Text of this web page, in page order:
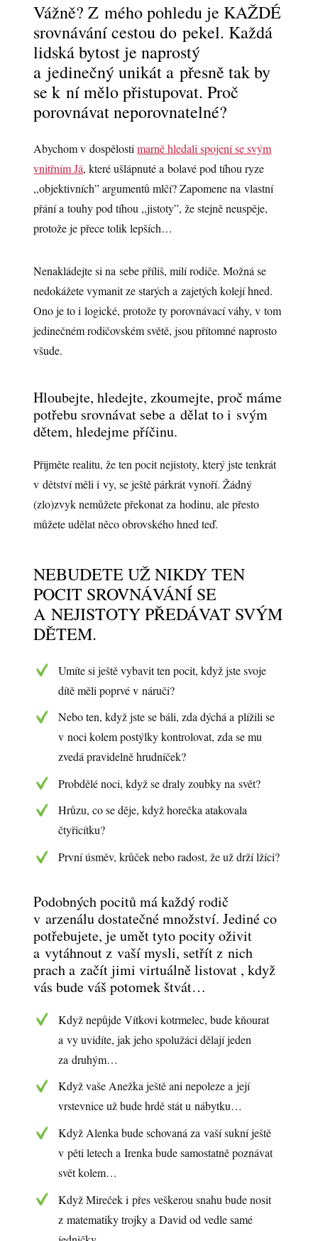
Vážně? Z mého pohledu je KAŽDÉ
srovnávání cestou do pekel. Každá
lidská bytost je naprostý
a jedinečný unikát a přesně tak by
se k ní mělo přistupovat. Proč
porovnávat neporovnatelné?
Abychom v dospělostimarně hledali spojení se svým
vnitřním Já, které ušlápnuté a bolavé pod tíhou ryze
,,objektivních” argumentů mlčí? Zapomene na vlastní
přání a touhy pod tíhou ,,jistoty”, že stejně neuspěje,
protože je přece tolik lepších…
Nenakládejte si na sebe příliš, milí rodiče. Možná se
nedokážete vymanit ze starých a zajetých kolejí hned.
Ono je to i logické, protože ty porovnávací váhy, v tom
jedinečném rodičovském světě, jsou přítomné naprosto
všude.
Hloubejte, hledejte, zkoumejte, proč máme
potřebu srovnávat sebe a dělat to i svým
dětem, hledejme příčinu.
Přijměte realitu, že ten pocit nejistoty, který jste tenkrát
v dětství měli i vy, se ještě párkrát vynoří. Žádný
(zlo)zvyk nemůžete překonat za hodinu, ale přesto
můžete udělat něco obrovského hned teď.
NEBUDETE UŽ NIKDY TEN
POCIT SROVNÁVÁNÍ SE
A NEJISTOTY PŘEDÁVAT SVÝM
DĚTEM.
Umíte si ještě vybavit ten pocit, když jste svoje
dítě měli poprvé v náruči?
Nebo ten, když jste se báli, zda dýchá a plížili se
v noci kolem postýlky kontrolovat, zda se mu
zvedá pravidelně hrudníček?
Probdělé noci, když se draly zoubky na svět?
Hrůzu, co se děje, když horečka atakovala
čtyřicítku?
První úsměv, krůček nebo radost, že už drží lžíci?
Podobných pocitů má každý rodič
v arzenálu dostatečné množství. Jediné co
potřebujete, je umět tyto pocity oživit
a vytáhnout z vaší mysli, setřít z nich
prach a začít jimi virtuálně listovat , když
vás bude váš potomek štvát…
Když nepůjde Vítkovi kotrmelec, bude kňourat
a vy uvidíte, jak jeho spolužáci dělají jeden
za druhým…
Když vaše Anežka ještě ani nepoleze a její
vrstevnice už bude hrdě stát u nábytku…
Když Alenka bude schovaná za vaší sukní ještě
v pěti letech a Irenka bude samostatně poznávat
svět kolem…
Když Mireček i přes veškerou snahu bude nosit
z matematiky trojky a David od vedle samé